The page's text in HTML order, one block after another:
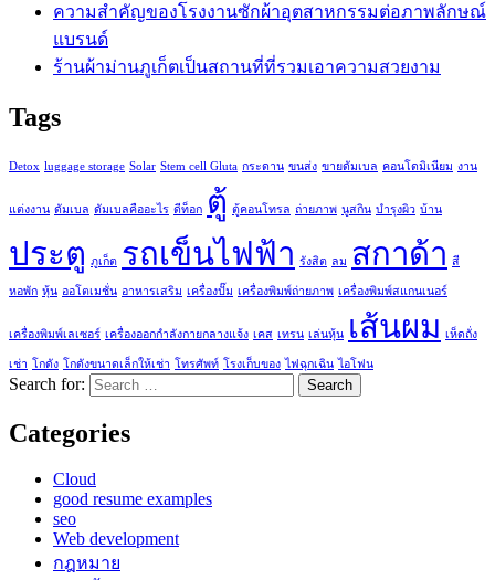
ความสำคัญของโรงงานซักผ้าอุตสาหกรรมต่อภาพลักษณ์
แบรนด์
ร้านผ้าม่านภูเก็ตเป็นสถานที่ที่รวมเอาความสวยงาม
Tags
Detox luggage storage Solar Stem cell Gluta กระดาน ขนส่ง ขายดัมเบล คอนโดมิเนียม งาน
แต่งงาน ดัมเบล ดัมเบลคืออะไร ดีท็อก ตู้ ตู้คอนโทรล ถ่ายภาพ นูสกิน บำรุงผิว บ้าน
ประตู ภูเก็ต รถเข็นไฟฟ้า รังสิต ลม สกาด้า สี
หอพัก หุ้น ออโตเมชั่น อาหารเสริม เครื่องปั๊ม เครื่องพิมพ์ถ่ายภาพ เครื่องพิมพ์สแกนเนอร์
เครื่องพิมพ์เลเซอร์ เครื่องออกกำลังกายกลางแจ้ง เคส เทรน เล่นหุ้น เส้นผม เห็ดถั่ง
เช่า โกดัง โกดังขนาดเล็กให้เช่า โทรศัพท์ โรงเก็บของ ไฟฉุกเฉิน ไอโฟน
Search for:
Categories
Cloud
good resume examples
seo
Web development
กฎหมาย